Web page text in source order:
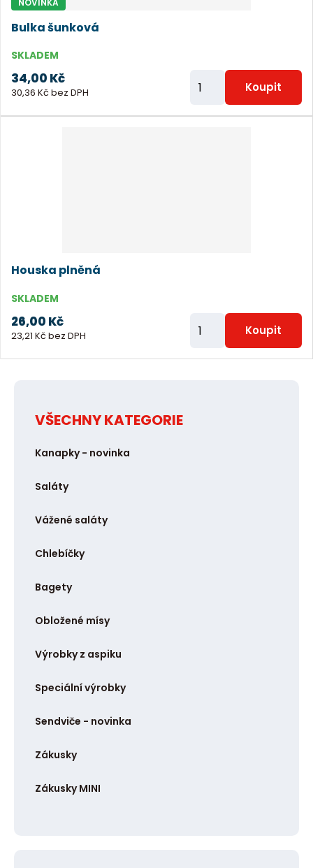
Bulka šunková
34,00 Kč
30,36 Kč bez DPH
ě
Koupit
SKLADEM
Houska plněná
26,00 Kč
23,21 Kč bez DPH
ě
Koupit
SKLADEM
VŠECHNY KATEGORIE
Kanapky - novinka
Saláty
Vážené saláty
Chlebíčky
Bagety
Obložené mísy
Výrobky z aspiku
Speciální výrobky
Sendviče - novinka
Zákusky
Zákusky MINI